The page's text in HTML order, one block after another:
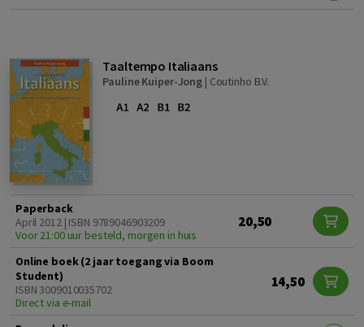
Taaltempo Italiaans
Pauline Kuiper-Jong | Coutinho B.V.
Paperback
April 2012 | ISBN 9789046903209
Voor 21:00 uur besteld, morgen in huis
20,50
Online boek (2 jaar toegang via Boom
Student)
ISBN 3009010035702
Direct via e-mail
14,50